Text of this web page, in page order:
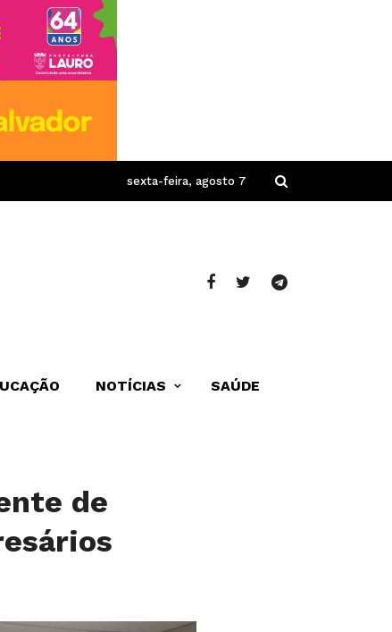
sexta-feira, agosto 7
NOTÍCIAS SAÚDE
de